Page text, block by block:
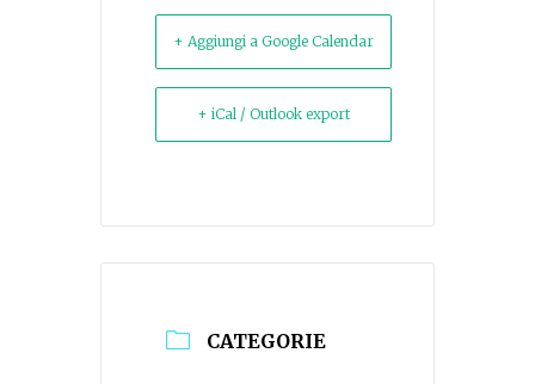
+ Aggiungi a Google Calendar
+ iCal / Outlook export
CATEGORIE